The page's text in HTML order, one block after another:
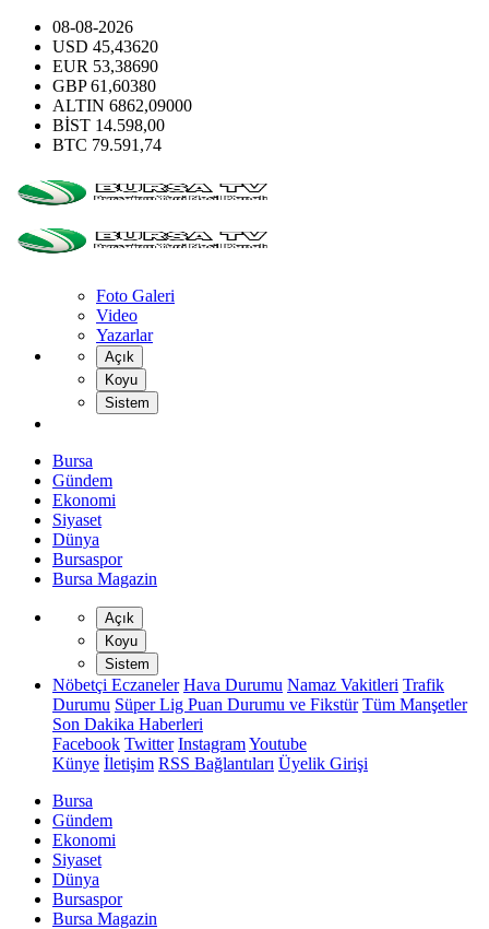
08-08-2026
USD 45,43620
EUR 53,38690
GBP61,60380
ALTIN 6862,09000
BİST 14.598,00
BTC 79.591,74
Foto Galeri
Video
Yazarlar
Açık
Koyu
Sistem
Bursa
Gündem
Ekonomi
Siyaset
Dünya
Bursaspor
Bursa Magazin
Açık
Koyu
Sistem
Nöbetçi Eczaneler Hava Durumu Namaz Vakitleri Trafik
Durumu Süper Lig Puan Durumu ve Fikstür Tüm Manşetler
Son Dakika Haberleri
Facebook Twitter InstagramYoutube
Künye İletişim RSS Bağlantıları Üyelik Girişi
Bursa
Gündem
Ekonomi
Siyaset
Dünya
Bursaspor
Bursa Magazin